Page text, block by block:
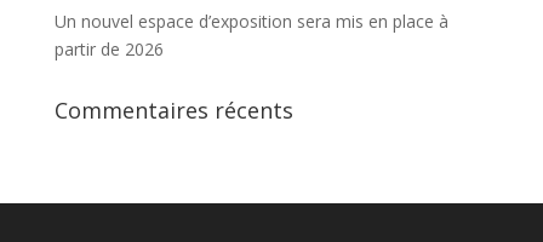
Un nouvel espace d’exposition sera mis en place à
partir de 2026
Commentaires récents